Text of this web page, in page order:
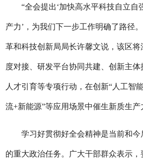
“全会提出‘加快高水平科技自立自
产力’，为我们下一步工作明确了路径
革和科技创新局局长许馨文说，该区
度对接、研发平台协同共建、创新主
人才引育等专项行动，在创新“人工智
流+新能源”等应用场景中催生新质生产
学习好贯彻好全会精神是当前和今
的重大政治任务。广大干部群众表示